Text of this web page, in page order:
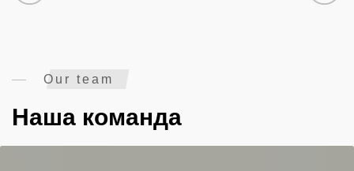
Our team
Наша команда